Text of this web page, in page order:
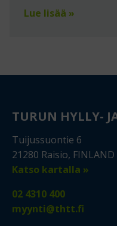
Lue lisää »
TURUN HYLLY-
Tuijussuontie 6
21280 Raisio, FINLAND
Katso kartalla »
02 4310 400
myynti@thtt.fi